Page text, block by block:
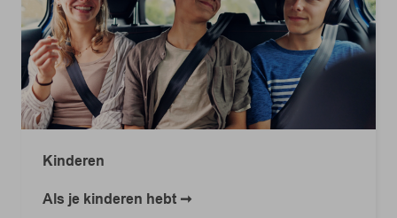
Kinderen
Als je kinderen hebt